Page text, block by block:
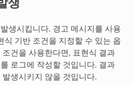
생시킵니다. 경고 메시지를 사용
식 기반 조건을 지정할 수 있는 옵
건을 사용한다면, 표현식 결과
로그에 작성할 것입니다. 결과
생시키지 않을 것입니다.